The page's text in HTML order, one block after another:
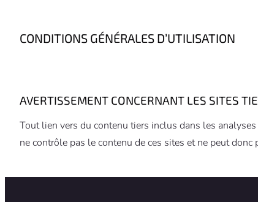
CONDITIONS GÉNÉRALES D’UTILISATION
AVERTISSEMENT CONCERNANT LES SITES
Tout lien vers du contenu tiers inclus dans les
ne contrôle pas le contenu de ces sites et ne peut